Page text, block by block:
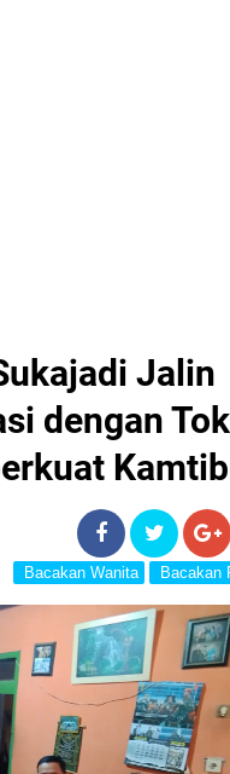
Jalin
dengan
Bacakan Wanita Bacakan